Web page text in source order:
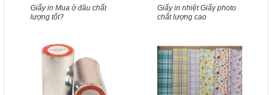
Giấy in Mua ở đâu chất
lượng tốt?
Giấy in nhiệt Giấy photo
chất lượng cao